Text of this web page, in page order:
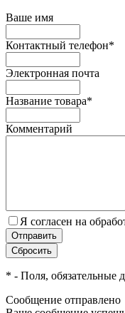
Ваше имя
Контактный телефон*
Электронная почта
Название товара*
Комментарий
Я согласен на
* - Поля, обязательные
Сообщение отправлено